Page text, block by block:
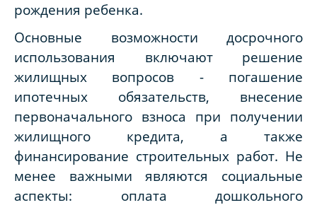
рождения ребенка.
Основные возможности досрочного
использования включают решение
жилищных вопросов - погашение
ипотечных обязательств, внесение
первоначального взноса при получении
жилищного кредита, а также
финансирование строительных работ. Не
менее важными являются социальные
аспекты: оплата дошкольного